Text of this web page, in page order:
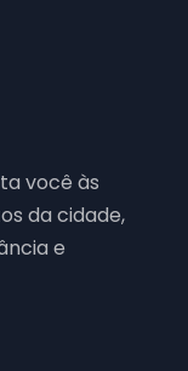
você às
da cidade,
e